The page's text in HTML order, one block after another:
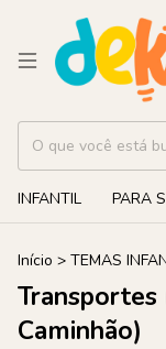
INFANTIL PARA
Início > TEMAS
Transportes
Caminhão)